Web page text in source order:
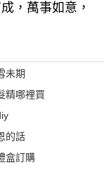
，萬事如意，
未期
精哪裡買
的話
盒訂購